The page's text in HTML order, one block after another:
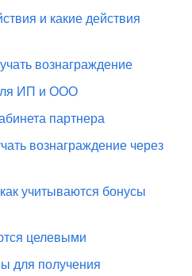
и какие действия
вознаграждение
ИП и OOO
партнера
вознаграждение через
учитываются бонусы
целевыми
для получения